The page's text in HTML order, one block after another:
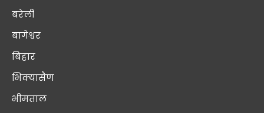
बरेली
बागेश्वर
बिहार
भिक्यासैण
भीमताल